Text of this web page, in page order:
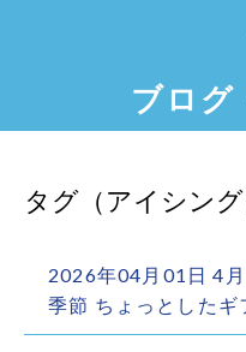
ブログ
タグ（アイシング
2026年04月01日 4
季節 ちょっとした